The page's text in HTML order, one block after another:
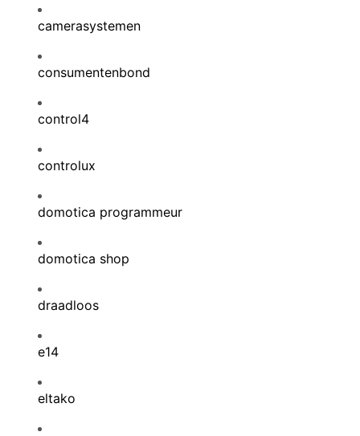
camerasystemen
consumentenbond
control4
controlux
domotica programmeur
domotica shop
draadloos
e14
eltako